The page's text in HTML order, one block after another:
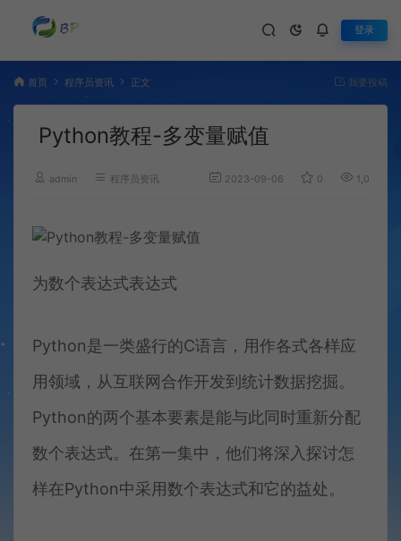
登录
首页 程序员资讯 正文 我要投稿
Python教程-多变量赋值
admin 程序员资讯 2023-09-06 0 1,074
为数个表达式表达式
Python是一类盛行的C语言，用作各式各样应
用领域，从互联网合作开发到统计数据挖掘。
Python的两个基本要素是能与此同时重新分配
数个表达式。在第一集中，他们将深入探讨怎
样在Python中采用数个表达式和它的益处。